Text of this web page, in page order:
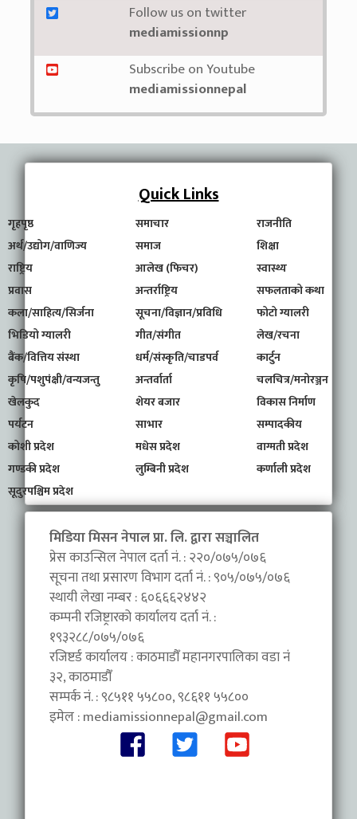
Follow us on twitter
mediamissionnp
Subscribe on Youtube
mediamissionnepal
Quick Links
गृहपृष्ठ समाचार
राजनीति
अर्थ/उद्योग/वाणिज्य
समाज
शिक्षा
राष्ट्रिय
आलेख (फिचर)
स्वास्थ्य
प्रवास
अन्तर्राष्ट्रिय
सफलताको कथा
कला/साहित्य/सिर्जना
सूचना/विज्ञान/प्रविधि
फोटो ग्यालरी
भिडियो ग्यालरी
गीत/संगीत
लेख/रचना
बैंक/वित्तिय संस्था
धर्म/संस्कृति/चाडपर्व
कार्टुन
कृषि/पशुपंक्षी/वन्यजन्तु
अन्तर्वार्ता
चलचित्र/मनोरञ्जन
खेलकुद
शेयर बजार
विकास निर्माण
पर्यटन
साभार
सम्पादकीय
कोशी प्रदेश
मधेस प्रदेश
वाग्मती प्रदेश
गण्डकी प्रदेश
लुम्बिनी प्रदेश
कर्णाली प्रदेश
सूदुरपश्चिम प्रदेश
मिडिया मिसन नेपाल प्रा. लि. द्वारा सञ्चालित
प्रेस काउन्सिल नेपाल दर्ता नं. : २२०/०७५/०७६
सूचना तथा प्रसारण विभाग दर्ता नं. : ९०५/०७५/०७६
स्थायी लेखा नम्बर : ६०६६६२४४२
कम्पनी रजिष्ट्रारको कार्यालय दर्ता नं. :
१९३२८८/०७५/०७६
रजिष्टर्ड कार्यालय : काठमाडौँ महानगरपालिका वडा नंं
३२, काठमाडौँ
सम्पर्क नं. : ९८५११ ५५८००, ९८६११ ५५८००
इमेल :mediamissionnepal@gmail.com